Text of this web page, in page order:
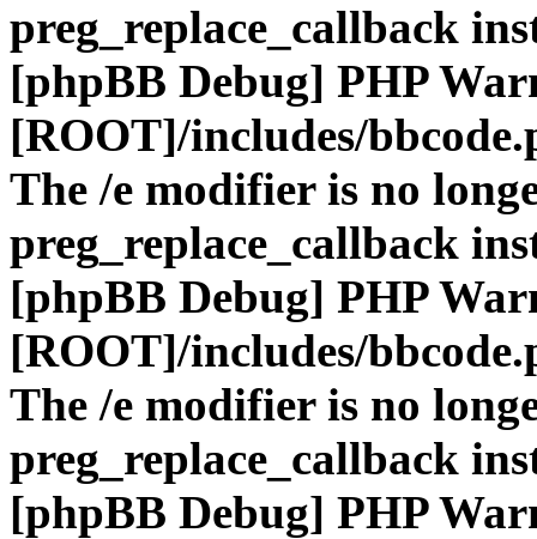
preg_replace_callback
[phpBB Debug] PHP
[ROOT]/includes/
The /e modifier is no
preg_replace_callback
[phpBB Debug] PHP
[ROOT]/includes/
The /e modifier is no
preg_replace_callback
[phpBB Debug] PHP